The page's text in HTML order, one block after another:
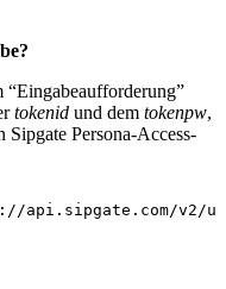
“Eingabeaufforderung”
tokenid und dem tokenpw,
Sipgate Persona-Access-
api.sipgate.com/v2/